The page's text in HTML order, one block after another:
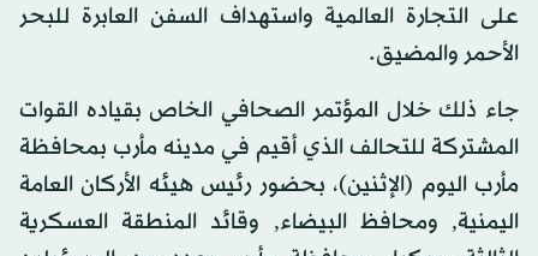
على التجارة العالمية واستهداف السفن العابرة للبحر
الأحمر والمضيق.
جاء ذلك خلال المؤتمر الصحافي الخاص بقياده القوات
المشتركة للتحالف الذي أقيم في مدينه مأرب بمحافظة
مأرب اليوم (الإثنين)، بحضور رئيس هيئه الأركان العامة
اليمنية, ومحافظ البيضاء, وقائد المنطقة العسكرية